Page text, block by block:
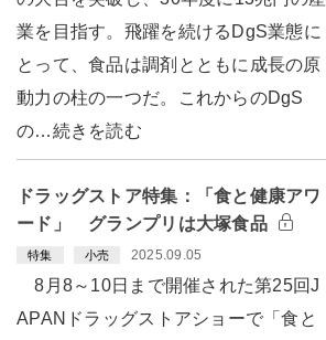
業を目指す。飛躍を続けるDgS業態に
とって、食品は調剤とともに成長の原
動力の柱の一つだ。これからのDgS
の…続きを読む
ドラッグストア特集：「食と健康アワ
ード」 グランプリは大塚食品
特集 小売 2025.09.05
8月8～10日まで開催された第25回J
APANドラッグストアショーで「食と